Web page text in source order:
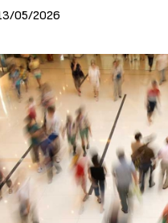
05/2026